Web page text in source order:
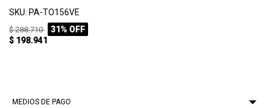
SKU: PA-TO156VE
$ 288.710
31% OFF
$ 198.941
MEDIOS DE PAGO